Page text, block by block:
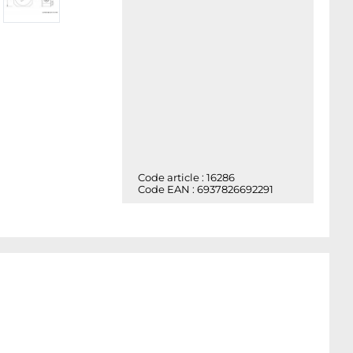
Code article : 16286
Code EAN : 6937826692291